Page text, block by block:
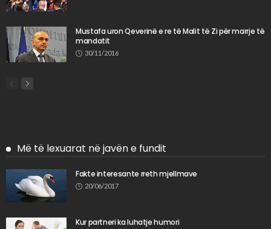
Mustafa uron Qeverinë e re të Malit të Zi për marrje të
mandatit
30/11/2016
Më të lexuarat në javën e fundit
Fakte interesante rreth mjellmave
20/06/2017
Kur partneri ka luhatje humori